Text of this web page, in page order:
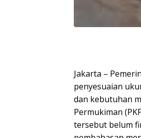
Jakarta –
penyesuaian
dan kebutuhan
Permukiman
tersebut belum